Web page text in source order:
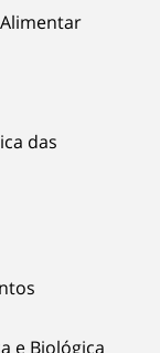
das
e Biológica